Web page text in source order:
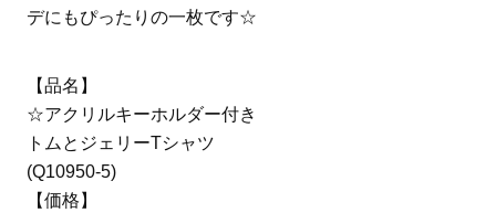
デにもぴったりの一枚です☆
【品名】
☆アクリルキーホルダー付き
トムとジェリーTシャツ
(Q10950-5)
【価格】